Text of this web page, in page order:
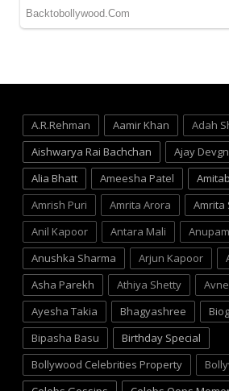
A.R.Rehman Aamir Khan
Adah
Aishwarya Rai Bachchan
Ajay Devgn
Alia Bhatt
Ameesha Patel
Amrish Puri
Amrita Arora
Amrita
Anil Kapoor
Antara Mali
Anushka Sharma
Arjun Kapoor
Asha Parekh
Athiya Shetty
Ayesha Takia
Bhagyashree
Bipasha Basu
Birthday Special
Bollywood Celebrities Property